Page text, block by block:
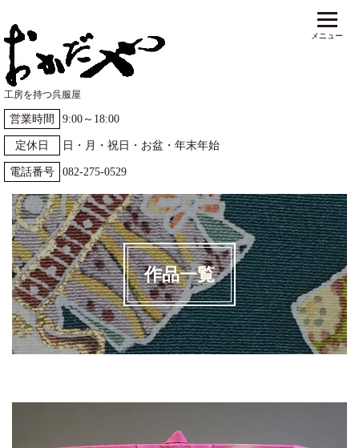
工房を持つ呉服屋
営業時間 9:00～18:00
定休日 日・月・祝日・お盆・年末年始
電話番号 082-275-0529
作品一覧